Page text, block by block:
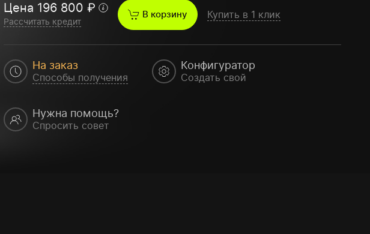
Цена 196 800 ₽
Рассчитать кредит
В корзину Купить в 1 клик
На заказ
Способы получения
Конфигуратор
Создать свой
Нужна помощь?
Спросить совет